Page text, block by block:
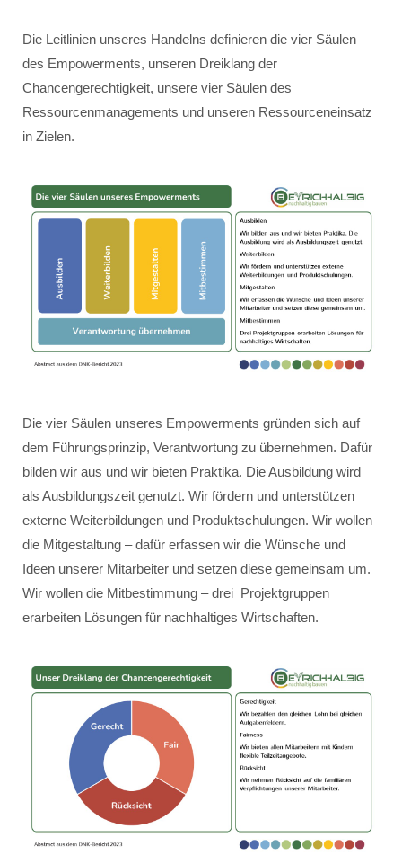
Die Leitlinien unseres Handelns definieren die vier Säulen
des Empowerments, unseren Dreiklang der
Chancengerechtigkeit, unsere vier Säulen des
Ressourcenmanagements und unseren Ressourceneinsatz
in Zielen.
Die vier Säulen unseres Empowerments gründen sich auf
dem Führungsprinzip, Verantwortung zu übernehmen. Dafür
bilden wir aus und wir bieten Praktika. Die Ausbildung wird
als Ausbildungszeit genutzt. Wir fördern und unterstützen
externe Weiterbildungen und Produktschulungen. Wir wollen
die Mitgestaltung – dafür erfassen wir die Wünsche und
Ideen unserer Mitarbeiter und setzen diese gemeinsam um.
Wir wollen die Mitbestimmung – drei Projektgruppen
erarbeiten Lösungen für nachhaltiges Wirtschaften.